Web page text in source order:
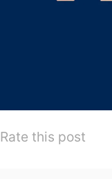
Rate this post